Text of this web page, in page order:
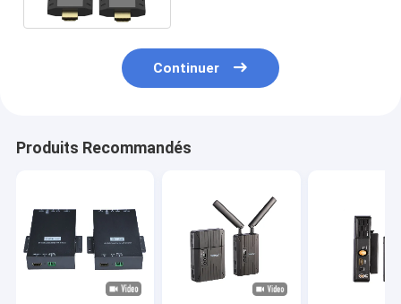
Continuer
Produits Recommandés